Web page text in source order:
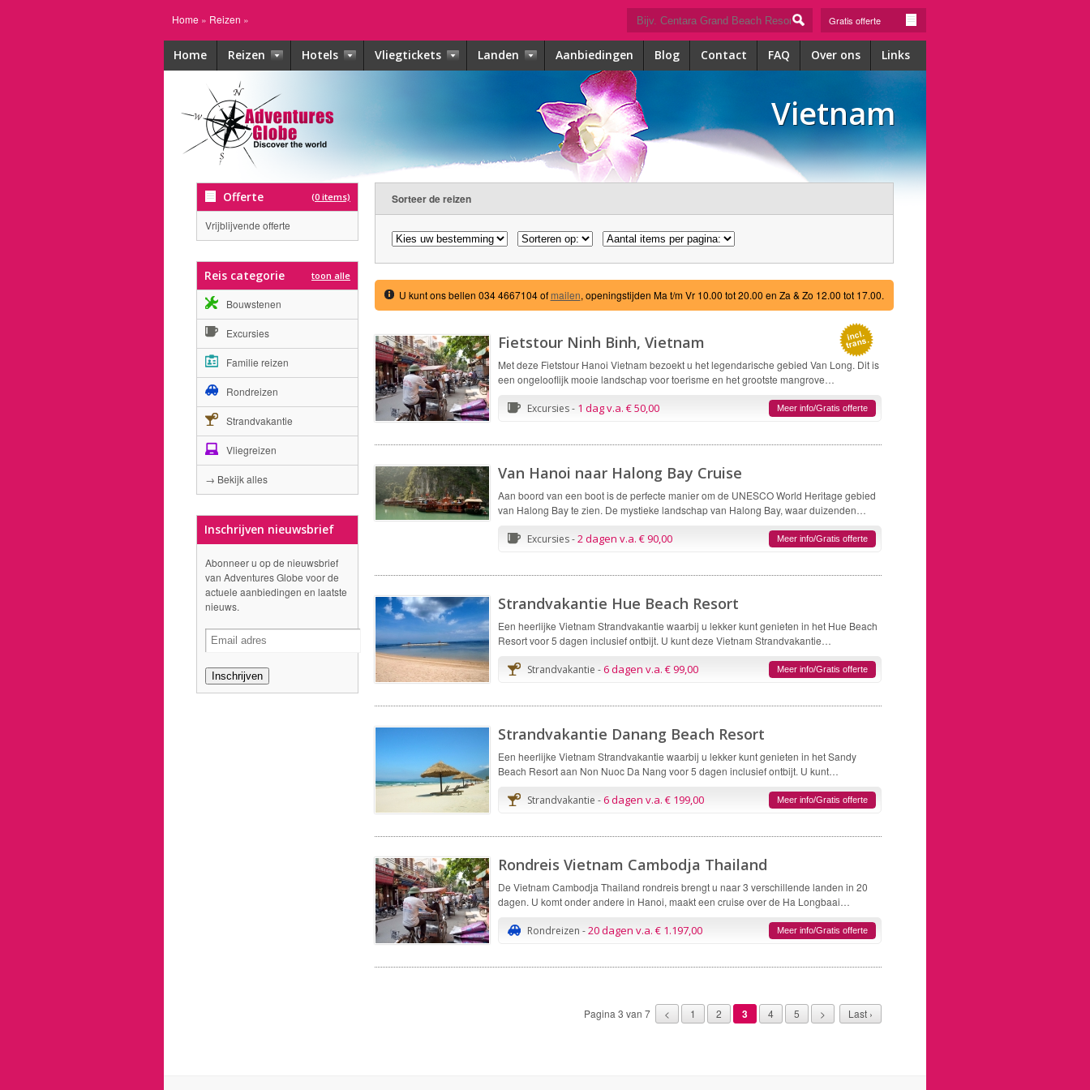
Home » Reizen » Gratis offerte
Vietnam
Home Reizen Hotels Vliegtickets Landen Aanbiedingen Blog Contact FAQ Over ons Links
Offerte (0 items)
Vrijblijvende offerte
Reis categorie toon alle
Bouwstenen
Excursies
Familie reizen
Rondreizen
Strandvakantie
Vliegreizen
→ Bekijk alles
Inschrijven nieuwsbrief
Abonneer u op de nieuwsbrief
van Adventures Globe voor de
actuele aanbiedingen en laatste
nieuws.
Sorteer de reizen
U kunt ons bellen 034 4667104 ofmailen, openingstijden Ma t/m Vr 10.00 tot 20.00 en Za & Zo 12.00 tot 17.00.
Fietstour Ninh Binh, Vietnam
Met deze Fietstour Hanoi Vietnam bezoekt u het legendarische gebied Van Long. Dit is
een ongelooflijk mooie landschap voor toerisme en het grootste mangrove…
Excursies - 1 dag v.a. € 50,00 Meer info/Gratis offerte
Van Hanoi naar Halong Bay Cruise
Aan boord van een boot is de perfecte manier om de UNESCO World Heritage gebied
van Halong Bay te zien. De mystieke landschap van Halong Bay, waar duizenden…
Excursies -2 dagen v.a. € 90,00 Meer info/Gratis offerte
Strandvakantie Hue Beach Resort
Een heerlijke Vietnam Strandvakantie waarbij u lekker kunt genieten in het Hue Beach
Resort voor 5 dagen inclusief ontbijt. U kunt deze Vietnam Strandvakantie…
Strandvakantie -6 dagen v.a. € 99,00 Meer info/Gratis offerte
Strandvakantie Danang Beach Resort
Een heerlijke Vietnam Strandvakantie waarbij u lekker kunt genieten in het Sandy
Beach Resort aan Non Nuoc Da Nang voor 5 dagen inclusief ontbijt. U kunt…
Strandvakantie -6 dagen v.a. € 199,00 Meer info/Gratis offerte
Rondreis Vietnam Cambodja Thailand
De Vietnam Cambodja Thailand rondreis brengt u naar 3 verschillende landen in 20
dagen. U komt onder andere in Hanoi, maakt een cruise over de Ha Longbaai…
Rondreizen -20 dagen v.a. € 1.197,00 Meer info/Gratis offerte
Pagina 3 van 7 < 1 2 3 4 5 > Last ›